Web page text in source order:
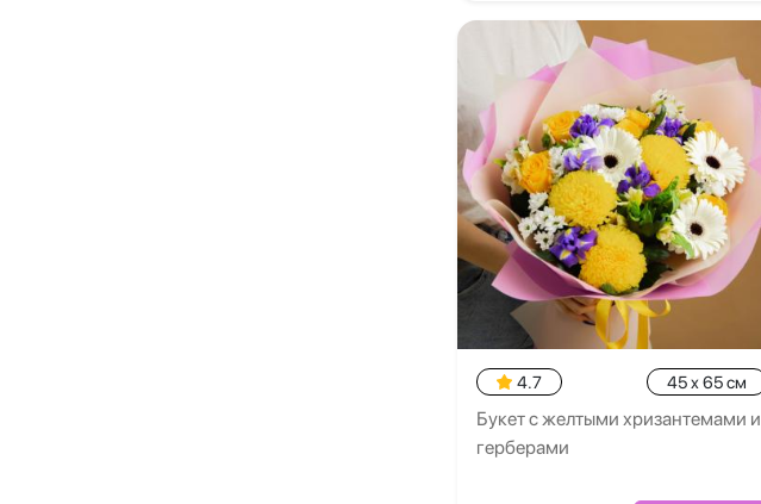
4.7 45 x 65 см
Букет с желтыми хризантемами и
герберами